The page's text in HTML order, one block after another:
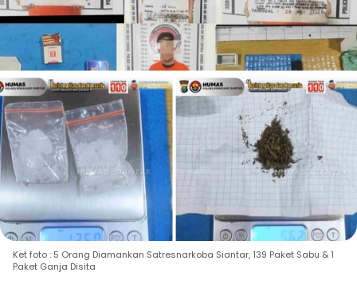
Ket foto : 5 Orang Diamankan Satresnarkoba Siantar, 139 Paket Sabu & 1
Paket Ganja Disita